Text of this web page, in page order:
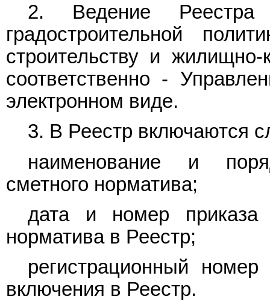
2. Ведение Реестра
градостроительной
строительству и
соответственно -
электронном виде.
3. В Реестр включаются
наименование и
сметного норматива;
дата и номер приказа
норматива в Реестр;
регистрационный
включения в Реестр.